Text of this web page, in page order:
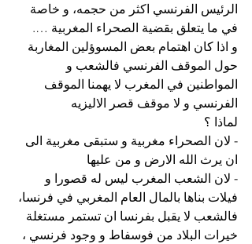
الرئيس الفرنسي اكثر من حجمه، و خاصة
في ما يتعلق بقضية الصحراء المغربية ….
و اذا كان اهتمام بعض المسوؤلين المغاربة
حول الموقف الفرنسي فالشعب و
المواطنين في المغرب لا يهمنا الموقف
الفرنسي و لا موقف قصر الاليزيه
لماذا ؟
- لان الصحراء مغربية و ستبقى مغربية الى
ان يرث الله الارض و من عليها
- لان الشعب المغرب ليس له قصورا و
فيلات بناها بالمال العام المغربي في فرنسا،
فالشعب لا يقبل بفرنسا ان تستمر مستغلة
خيرات البلاد من فوسفاط و وجود فرنسي ،